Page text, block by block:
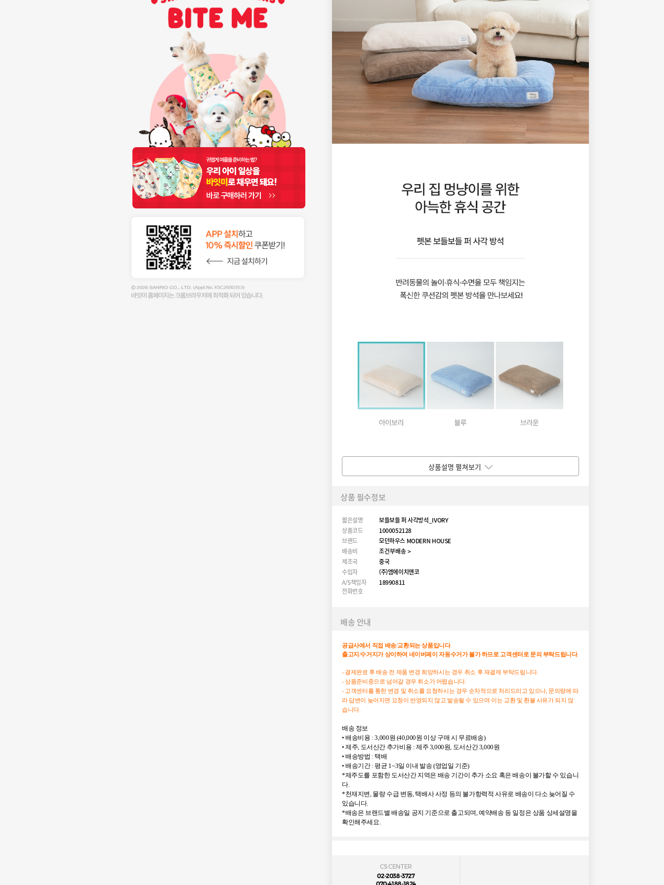
상품설명 펼쳐보기
상품 필수정보
짧은설명
보들보들 퍼 사각방석_IVORY
상품코드
1000052128
브랜드
모던하우스 MODERN HOUSE
배송비
조건부배송 >
제조국
중국
수입자
(주)엠에이치앤코
A/S책임자
전화번호
18990811
배송 안내
공급사에서 직접 배송/교환되는상품입니다.
출고지 /수거지가 상이하여 네이버페이 자동수거가 불가하므로고객센터로문의 부탁드립니다.
- 결제완료 후 배송 전 제품 변경 희망하시는 경우 취소 후 재결제 부탁드립니다.
- 상품준비중으로 넘어갈 경우 취소가 어렵습니다.
- 고객센터를 통한 변경 및 취소를 요청하시는 경우 순차적으로 처리드리고 있으나, 문의량에 따
라 답변이 늦어지면 요청이 반영되지 않고 발송될 수 있으며 이는 교환 및 환불 사유가 되지 않
습니다.
배송 정보
• 배송비용 : 3,000원 (40,000원 이상 구매 시 무료배송)
• 제주, 도서산간 추가비용 : 제주 3,000원, 도서산간 3,000원
• 배송방법 : 택배
• 배송기간 : 평균 1~3일 이내 발송 (영업일 기준)
*제주도를 포함한 도서산간 지역은 배송 기간이 추가 소요 혹은 배송이 불가할 수 있습니
다.
*천재지변, 물량 수급 변동, 택배사 사정 등의 불가항력적 사유로 배송이 다소 늦어질 수
있습니다.
*배송은 브랜드별 배송일 공지 기준으로 출고되며, 예약배송 등 일정은 상품 상세설명을
확인해주세요.
CS CENTER
02-2038-3727